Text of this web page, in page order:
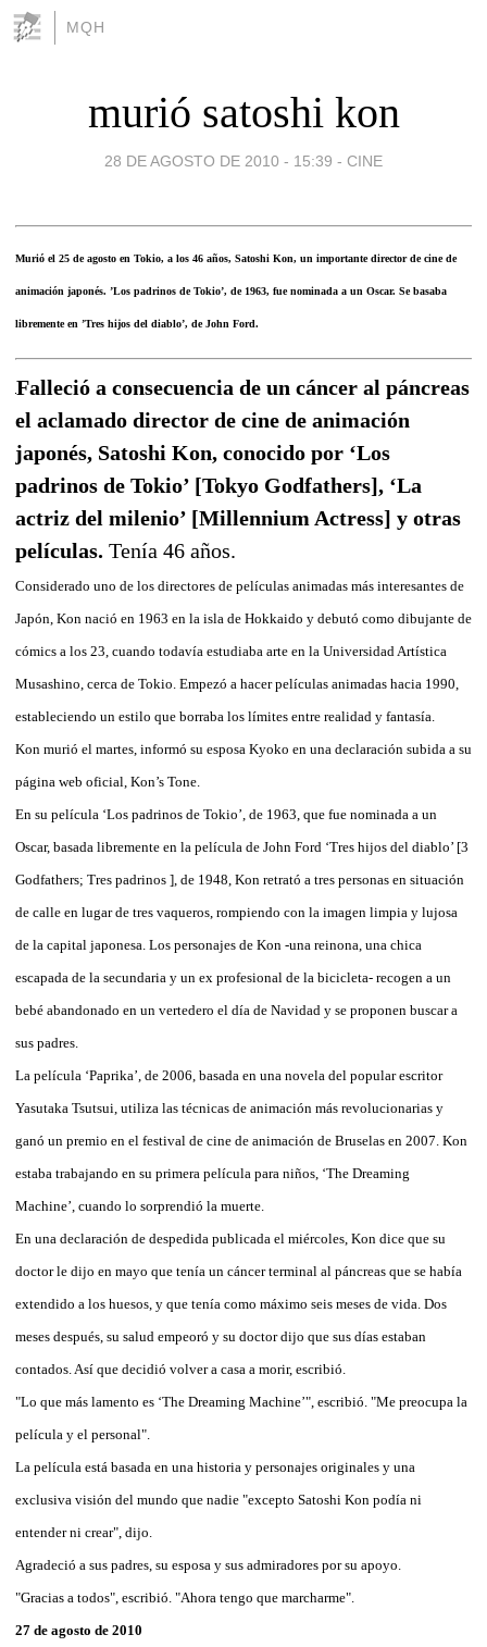
MQH
murió satoshi kon
28 DE AGOSTO DE 2010 - 15:39 - CINE
Murió el 25 de agosto en Tokio, a los 46 años, Satoshi Kon, un importante director de cine de
animación japonés. ’Los padrinos de Tokio’, de 1963, fue nominada a un Oscar. Se basaba
libremente en ’Tres hijos del diablo’, de John Ford.
Falleció a consecuencia de un cáncer al páncreas
el aclamado director de cine de animación
japonés, Satoshi Kon, conocido por ‘Los
padrinos de Tokio’ [Tokyo Godfathers], ‘La
actriz del milenio’ [Millennium Actress] y otras
películas. Tenía 46 años.
Considerado uno de los directores de películas animadas más interesantes de
Japón, Kon nació en 1963 en la isla de Hokkaido y debutó como dibujante de
cómics a los 23, cuando todavía estudiaba arte en la Universidad Artística
Musashino, cerca de Tokio. Empezó a hacer películas animadas hacia 1990,
estableciendo un estilo que borraba los límites entre realidad y fantasía.
Kon murió el martes, informó su esposa Kyoko en una declaración subida a su
página web oficial, Kon’s Tone.
En su película ‘Los padrinos de Tokio’, de 1963, que fue nominada a un
Oscar, basada libremente en la película de John Ford ‘Tres hijos del diablo’ [3
Godfathers; Tres padrinos ], de 1948, Kon retrató a tres personas en situación
de calle en lugar de tres vaqueros, rompiendo con la imagen limpia y lujosa
de la capital japonesa. Los personajes de Kon -una reinona, una chica
escapada de la secundaria y un ex profesional de la bicicleta- recogen a un
bebé abandonado en un vertedero el día de Navidad y se proponen buscar a
sus padres.
La película ‘Paprika’, de 2006, basada en una novela del popular escritor
Yasutaka Tsutsui, utiliza las técnicas de animación más revolucionarias y
ganó un premio en el festival de cine de animación de Bruselas en 2007. Kon
estaba trabajando en su primera película para niños, ‘The Dreaming
Machine’, cuando lo sorprendió la muerte.
En una declaración de despedida publicada el miércoles, Kon dice que su
doctor le dijo en mayo que tenía un cáncer terminal al páncreas que se había
extendido a los huesos, y que tenía como máximo seis meses de vida. Dos
meses después, su salud empeoró y su doctor dijo que sus días estaban
contados. Así que decidió volver a casa a morir, escribió.
"Lo que más lamento es ‘The Dreaming Machine’", escribió. "Me preocupa la
película y el personal".
La película está basada en una historia y personajes originales y una
exclusiva visión del mundo que nadie "excepto Satoshi Kon podía ni
entender ni crear", dijo.
Agradeció a sus padres, su esposa y sus admiradores por su apoyo.
"Gracias a todos", escribió. "Ahora tengo que marcharme".
27 de agosto de 2010